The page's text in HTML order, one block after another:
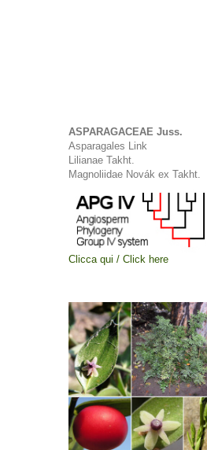
ASPARAGACEAE Juss.
Asparagales Link
Lilianae Takht.
Magnoliidae Novák ex Takht.
Clicca qui / Click here